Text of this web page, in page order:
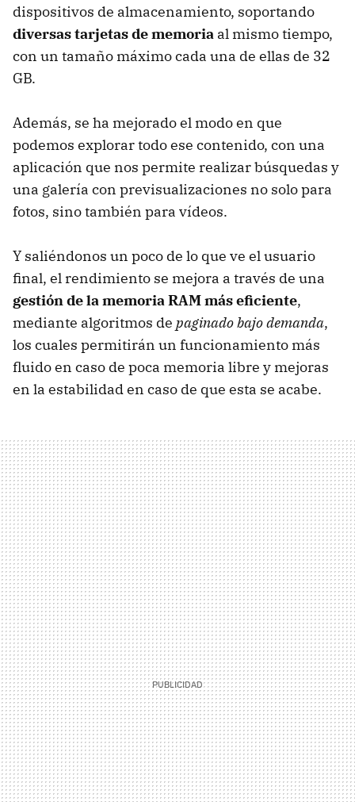
dispositivos de almacenamiento, soportando
diversas tarjetas de memoria al mismo tiempo,
con un tamaño máximo cada una de ellas de 32
GB.
Además, se ha mejorado el modo en que
podemos explorar todo ese contenido, con una
aplicación que nos permite realizar búsquedas y
una galería con previsualizaciones no solo para
fotos, sino también para vídeos.
Y saliéndonos un poco de lo que ve el usuario
final, el rendimiento se mejora a través de una
gestión de la memoria RAM más eficiente,
mediante algoritmos de paginado bajo demanda,
los cuales permitirán un funcionamiento más
fluido en caso de poca memoria libre y mejoras
en la estabilidad en caso de que esta se acabe.